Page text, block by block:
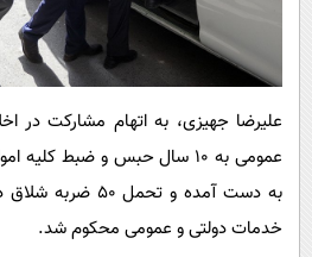
علیرضا جهیزی، به اتهام مشارکت در
عمومی به ١٠ سال حبس و ضبط
به دست آمده و
خدمات دولتی و عمومی محکوم شد.